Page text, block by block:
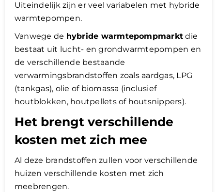
Uiteindelijk zijn er veel variabelen met hybride
warmtepompen.
Vanwege de hybride warmtepompmarkt die
bestaat uit lucht- en grondwarmtepompen en
de verschillende bestaande
verwarmingsbrandstoffen zoals aardgas, LPG
(tankgas), olie of biomassa (inclusief
houtblokken, houtpellets of houtsnippers).
Het brengt verschillende
kosten met zich mee
Al deze brandstoffen zullen voor verschillende
huizen verschillende kosten met zich
meebrengen.